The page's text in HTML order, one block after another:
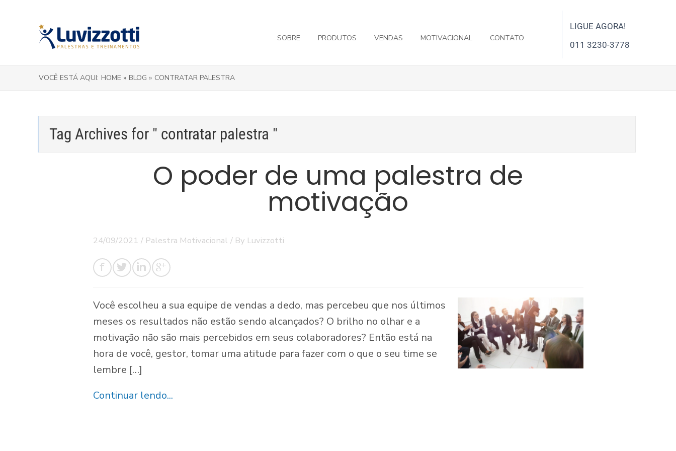
SOBRE PRODUTOS VENDAS MOTIVACIONAL CONTATO
LIGUE AGORA!
011 3230-3778
VOCÊ ESTÁ AQUI: HOME » BLOG » CONTRATAR PALESTRA
Tag Archives for " contratar palestra "
O poder de uma palestra de
motivação
24/09/2021 / Palestra Motivacional / By Luvizzotti
Você escolheu a sua equipe de vendas a dedo, mas percebeu que nos últimos
meses os resultados não estão sendo alcançados? O brilho no olhar e a
motivação não são mais percebidos em seus colaboradores? Então está na
hora de você, gestor, tomar uma atitude para fazer com o que o seu time se
lembre […]
Continuar lendo...